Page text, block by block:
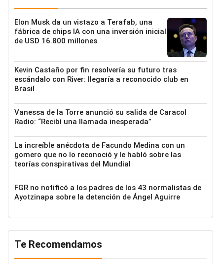
Elon Musk da un vistazo a Terafab, una
fábrica de chips IA con una inversión inicial
de USD 16.800 millones
Kevin Castaño por fin resolvería su futuro tras
escándalo con River: llegaría a reconocido club en
Brasil
Vanessa de la Torre anunció su salida de Caracol
Radio: “Recibí una llamada inesperada”
La increíble anécdota de Facundo Medina con un
gomero que no lo reconoció y le habló sobre las
teorías conspirativas del Mundial
FGR no notificó a los padres de los 43 normalistas de
Ayotzinapa sobre la detención de Ángel Aguirre
Te Recomendamos